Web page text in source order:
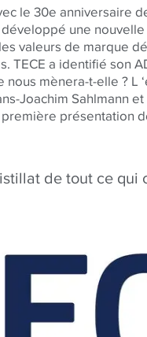
le 30e anniversaire
développé une
valeurs de marque
TECE a identifié son
nous mènera-t-elle ?
Joachim Sahlmann
présentation
de tout ce qui